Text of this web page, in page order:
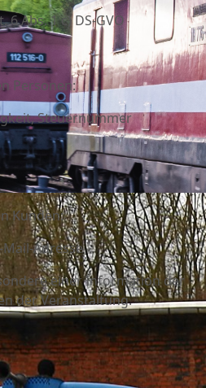
Abs. 1 c) DS-GVO
Personen:
Steuernummer
Kunden:
Adresse
einer Information der
der Veranstaltung.